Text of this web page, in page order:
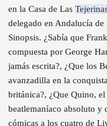
en la Casa de Las
delegado en Andalucía de
Sinopsis. ¿Sabía que
compuesta por George
jamás escrita?, ¿Que los
avanzadilla en la
británica?, ¿Que Quino,
beatlemaníaco absoluto y
cómicas a los cuatro de